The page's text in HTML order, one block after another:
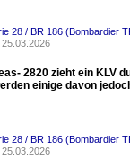
28 / BR 186 (Bombardier
2820 zieht ein KLV
einige davon
28 / BR 186 (Bombardier